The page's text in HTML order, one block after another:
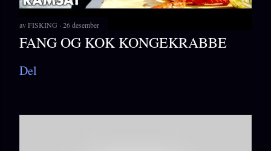
avFISKING 26 desember
FANG OG KOK KONGEKRABBE
Del